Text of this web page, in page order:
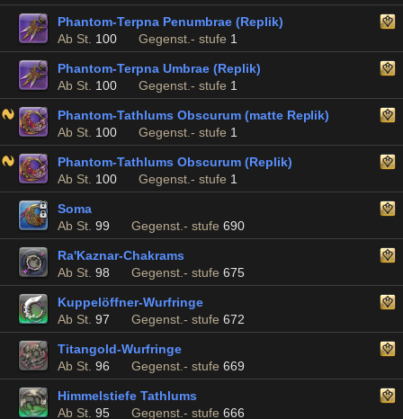
Phantom-Terpna Penumbrae (Replik)
Ab St. 100 Gegenst.- stufe 1
Phantom-Terpna Umbrae (Replik)
Ab St. 100 Gegenst.- stufe 1
Phantom-Tathlums Obscurum (matte Replik)
Ab St. 100 Gegenst.- stufe 1
Phantom-Tathlums Obscurum (Replik)
Ab St. 100 Gegenst.- stufe 1
Soma
Ab St. 99 Gegenst.- stufe 690
Ra'Kaznar-Chakrams
Ab St. 98 Gegenst.- stufe 675
Kuppelöffner-Wurfringe
Ab St. 97 Gegenst.- stufe 672
Titangold-Wurfringe
Ab St. 96 Gegenst.- stufe 669
Himmelstiefe Tathlums
Ab St. 95 Gegenst.- stufe 666